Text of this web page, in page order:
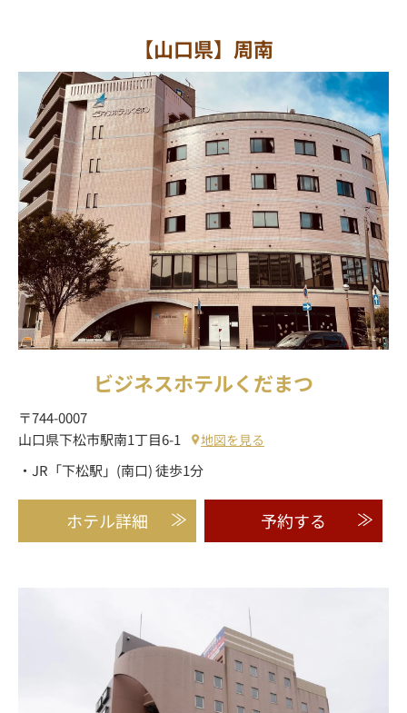
【山口県】周南
ビジネスホテルくだまつ
〒744-0007
山口県下松市駅南1丁目6-1
地図を見る
・JR「下松駅」(南口) 徒歩1分
ホテル詳細 予約する